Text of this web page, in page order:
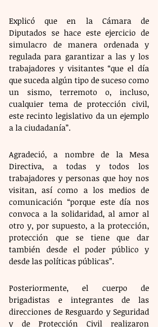
Explicó que en la Cámara de
Diputados se hace este ejercicio de
simulacro de manera ordenada y
regulada para garantizar a las y los
trabajadores y visitantes “que el día
que suceda algún tipo de suceso como
un sismo, terremoto o, incluso,
cualquier tema de protección civil,
este recinto legislativo da un ejemplo
a la ciudadanía”.
Agradeció, a nombre de la Mesa
Directiva, a todas y todos los
trabajadores y personas que hoy nos
visitan, así como a los medios de
comunicación “porque este día nos
convoca a la solidaridad, al amor al
otro y, por supuesto, a la protección,
protección que se tiene que dar
también desde el poder público y
desde las políticas públicas”.
Posteriormente, el cuerpo de
brigadistas e integrantes de las
direcciones de Resguardo y Seguridad
y de Protección Civil realizaron